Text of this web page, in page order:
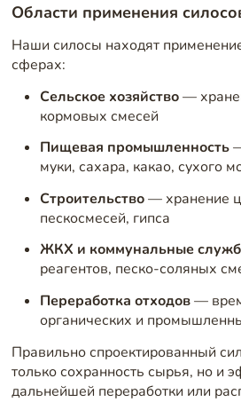
Области применения
Наши силосы находят
сферах:
Сельское хозяйство—
кормовых смесей
Пищевая промышленность
муки, сахара, какао, сухого
Строительство— хранение
пескосмесей, гипса
ЖКХ и коммунальные
реагентов, песко-соляных
Переработка отходов—
органических и
Правильно спроектированный
только сохранность сырья, но и
дальнейшей переработки или